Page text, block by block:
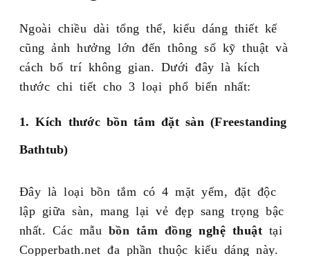
Ngoài chiều dài tổng thể, kiểu dáng thiết kế
cũng ảnh hưởng lớn đến thông số kỹ thuật và
cách bố trí không gian. Dưới đây là kích
thước chi tiết cho 3 loại phổ biến nhất:
1. Kích thước bồn tắm đặt sàn (Freestanding
Bathtub)
Đây là loại bồn tắm có 4 mặt yếm, đặt độc
lập giữa sàn, mang lại vẻ đẹp sang trọng bậc
nhất. Các mẫu bồn tắm đồng nghệ thuật tại
Copperbath.net đa phần thuộc kiểu dáng này.